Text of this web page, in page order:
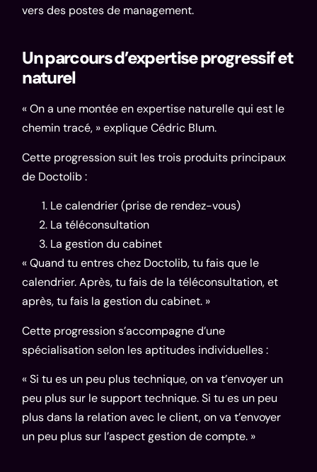
vers des postes de management.
Un parcours d’expertise progressif et
naturel
« On a une montée en expertise naturelle qui est le
chemin tracé, » explique Cédric Blum.
Cette progression suit les trois produits principaux
de Doctolib :
Le calendrier (prise de rendez-vous)
La téléconsultation
La gestion du cabinet
« Quand tu entres chez Doctolib, tu fais que le
calendrier. Après, tu fais de la téléconsultation, et
après, tu fais la gestion du cabinet. »
Cette progression s’accompagne d’une
spécialisation selon les aptitudes individuelles :
« Si tu es un peu plus technique, on va t’envoyer un
peu plus sur le support technique. Si tu es un peu
plus dans la relation avec le client, on va t’envoyer
un peu plus sur l’aspect gestion de compte. »